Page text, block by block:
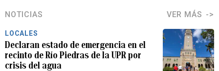
NOTICIAS VER MÁS
LOCALES
Declaran estado de emergencia en el
recinto de Río Piedras de la UPR por
crisis del agua